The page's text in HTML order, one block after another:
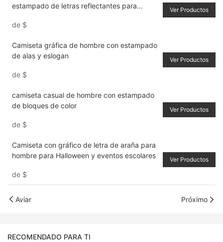
estampado de letras reflectantes para
de $
Ver Productos
Camiseta gráfica de hombre con estampado
de alas y eslogan
de $
Ver Productos
camiseta casual de hombre con estampado
de bloques de color
de $
Ver Productos
Camiseta con gráfico de letra de araña para
hombre para Halloween y eventos escolares
de $
Ver Productos
Aviar Próximo
RECOMENDADO PARA TI